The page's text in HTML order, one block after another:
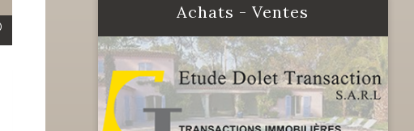
Achats - Ventes